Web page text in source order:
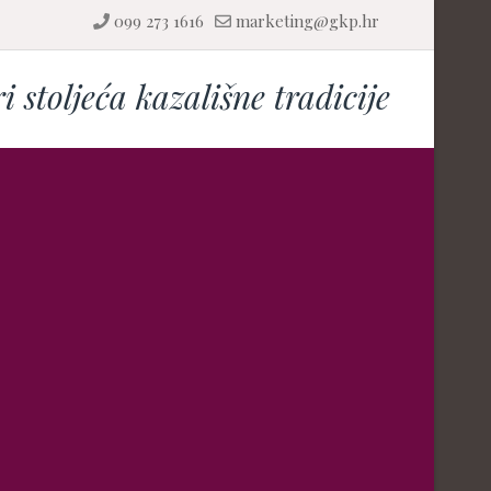
099 273 1616 marketing@gkp.hr
stoljeća kazališne tradicije